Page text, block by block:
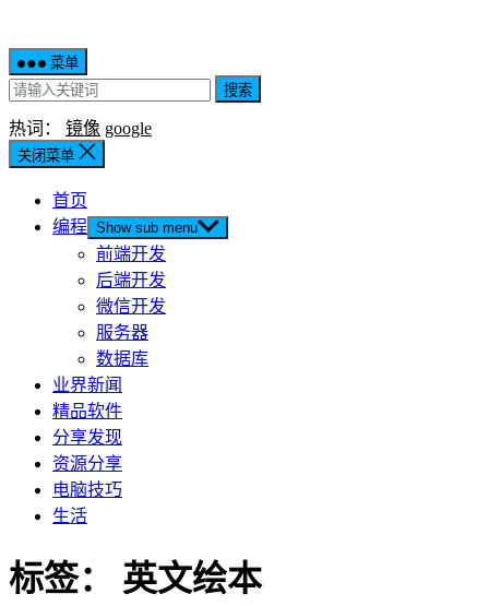
菜单
搜索
热词： 镜像 google
关闭菜单
首页
编程 Show sub menu
前端开发
后端开发
微信开发
服务器
数据库
业界新闻
精品软件
分享发现
资源分享
电脑技巧
生活
标签： 英文绘本